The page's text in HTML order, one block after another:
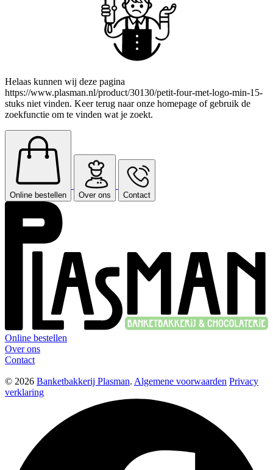
Helaas kunnen wij deze pagina
https://www.plasman.nl/product/30130/petit-four-met-logo-min-15-
stuks niet vinden. Keer terug naar onze homepage of gebruik de
zoekfunctie om te vinden wat je zoekt.
Online bestellen Over ons Contact
Online bestellen
Over ons
Contact
© 2026 Banketbakkerij Plasman. Algemene voorwaarden Privacy
verklaring